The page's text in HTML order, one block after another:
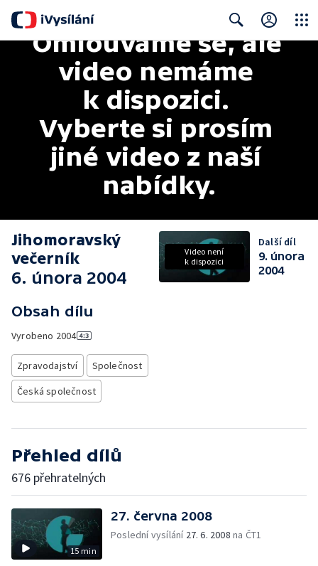
Search
Omlouváme se, ale
video nemáme
k dispozici.
Vyberte si prosím
jiné video z naší
nabídky.
Jihomoravský
večerník
6. února 2004
Obsah dílu
Vyrobeno 2004
Zpravodajství
Společnost
Česká společnost
Video není
k dispozici
Další díl
9. února
2004
Přehled dílů
676 přehratelných
15 min
27. června 2008
Poslední vysílání 27. 6. 2008 na ČT1